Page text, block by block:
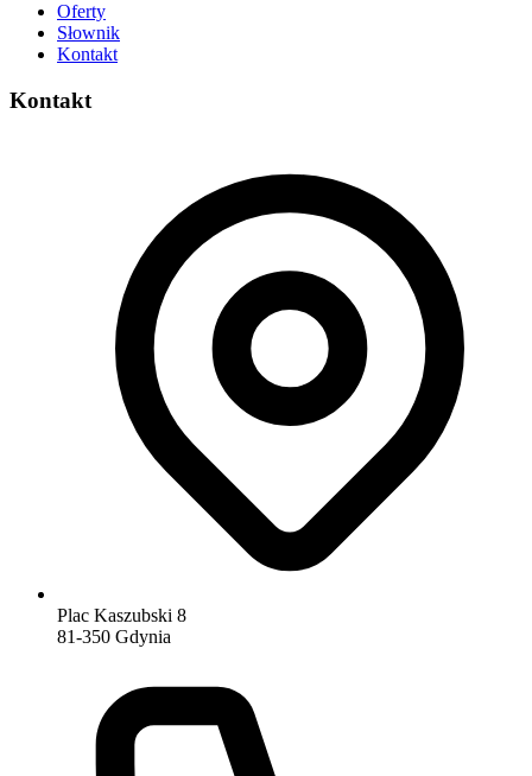
Oferty
Słownik
Kontakt
Kontakt
Plac Kaszubski 8
81-350 Gdynia